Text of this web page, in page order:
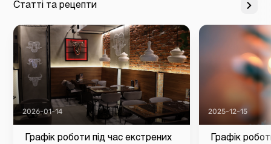
Статті та рецепти
2026-01-14
Графік роботи під час екстрених
2025-12-15
Графік